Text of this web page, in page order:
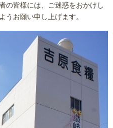
の皆様には、ご迷惑をおかけし
うお願い申し上げます。